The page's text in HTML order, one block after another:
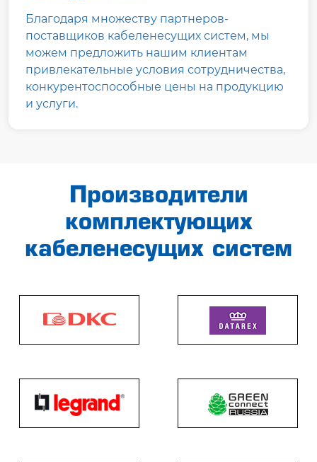
Благодаря множеству партнеров-
поставщиков кабеленесущих систем, мы
можем предложить нашим клиентам
привлекательные условия сотрудничества,
конкурентоспособные цены на продукцию
и услуги.
Производители
комплектующих
кабеленесущих систем